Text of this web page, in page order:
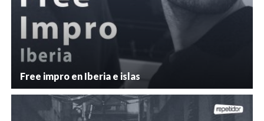
Free impro en Iberia e islas